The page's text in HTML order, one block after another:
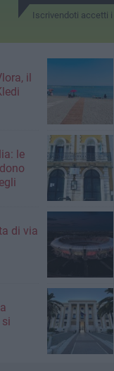
Iscrivendoti accetti i
il
le
di via